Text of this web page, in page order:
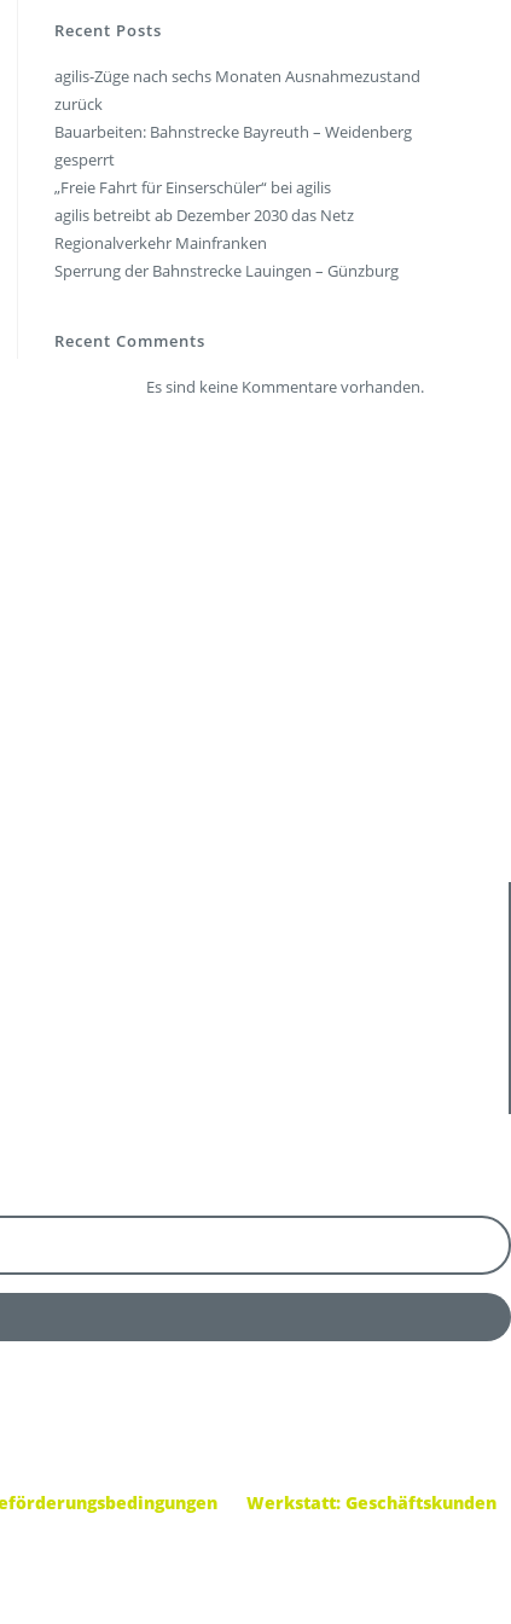
Umwelt & Nachhaltigkeit
Kontakt Fahrgäste
Recent Posts
agilis-Züge nach sechs Monaten Ausnahmezustand
zurück
Bauarbeiten: Bahnstrecke Bayreuth – Weidenberg
gesperrt
„Freie Fahrt für Einserschüler“ bei agilis
agilis betreibt ab Dezember 2030 das Netz
Regionalverkehr Mainfranken
Sperrung der Bahnstrecke Lauingen – Günzburg
Recent Comments
Es sind keine Kommentare vorhanden.
Werkstatt: Geschäftskunden